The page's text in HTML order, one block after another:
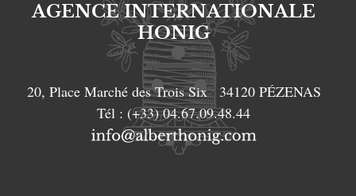
AGENCE INTERNATIONALE
HONIG
20, Place Marché des Trois Six 34120 PÉZENAS
Tél : (+33) 04.67.09.48.44